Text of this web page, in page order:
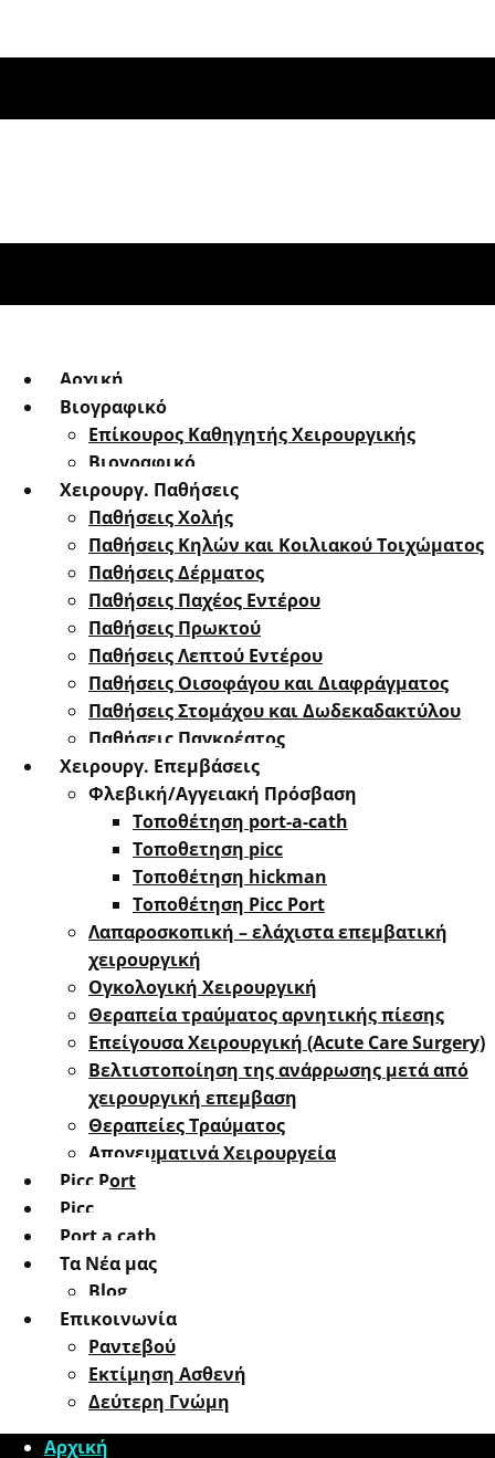
Αρχική
Βιογραφικό
Επίκουρος Καθηγητής Χειρουργικής
Βιογραφικό
Χειρουργ. Παθήσεις
Παθήσεις Χολής
Παθήσεις ​Κηλών και Κοιλιακού Τοιχώματος
Παθήσεις Δέρματος
Παθήσεις Παχέος Εντέρου
Παθήσεις Πρωκτού
Παθήσεις Λεπτού Εντέρου
Παθήσεις Οισοφάγου και Διαφράγματος
Παθήσεις Στομάχου και Δωδεκαδακτύλου
Παθήσεις Παγκρέατος
Χειρουργ. Επεμβάσεις
Φλεβική/Αγγειακή Πρόσβαση
Τοποθέτηση port-a-cath
Τοποθετηση picc
Τοποθέτηση hickman
Τοποθέτηση Picc Port
Λαπαροσκοπική – ελάχιστα επεμβατική
χειρουργική
Oγκολογική Xειρουργική
Θεραπεία τραύματος αρνητικής πίεσης
Επείγουσα Χειρουργική (Acute Care Surgery)
Βελτιστοποίηση της ανάρρωσης μετά από
χειρουργική επεμβαση
Θεραπείες Τραύματος
Απογευματινά Χειρουργεία
Picc Port
Picc
Port a cath
Τα Νέα μας
Blog
Επικοινωνία
Ραντεβού
Εκτίμηση Ασθενή
Δεύτερη Γνώμη
Αρχική